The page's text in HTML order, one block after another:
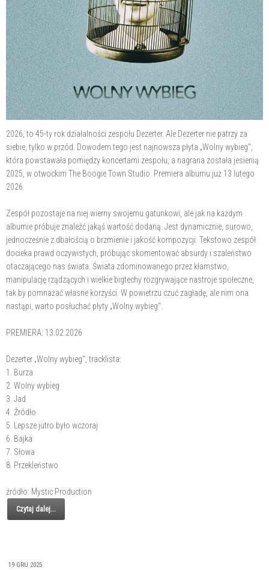
2026, to 45-ty rok działalności zespołu Dezerter. Ale Dezerter nie patrzy za
siebie, tylko w przód. Dowodem tego jest najnowsza płyta „Wolny wybieg",
która powstawała pomiędzy koncertami zespołu, a nagrana została jesienią
2025, w otwockim The Boogie Town Studio. Premiera albumu już 13 lutego
2026.
Zespół pozostaje na niej wierny swojemu gatunkowi, ale jak na każdym
albumie próbuje znaleźć jakąś wartość dodaną. Jest dynamicznie, surowo,
jednocześnie z dbałością o brzmienie i jakość kompozycji. Tekstowo zespół
docieka prawd oczywistych, próbując skomentować absurdy i szaleństwo
otaczającego nas świata. Świata zdominowanego przez kłamstwo,
manipulację rządzących i wielkie bigtechy rozgrywające nastroje społeczne,
tak by pomnażać własne korzyści. W powietrzu czuć zagładę, ale nim ona
nastąpi, warto posłuchać płyty „Wolny wybieg".
PREMIERA: 13.02.2026
Dezerter „Wolny wybieg", tracklista:
1. Burza
2. Wolny wybieg
3. Jad
4. Źródło
5. Lepsze jutro było wczoraj
6. Bajka
7. Słowa
8. Przekleństwo
źródło: Mystic Production
Czytaj dalej...
19 GRU 2025